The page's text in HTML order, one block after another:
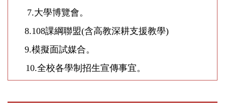
7.大學博覽會。
8.108課綱聯盟(含高教深耕支援教學)
9.模擬面試媒合。
10.全校各學制招生宣傳事宜。